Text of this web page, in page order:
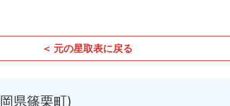
＜ 元の星取表に戻る
県篠栗町)